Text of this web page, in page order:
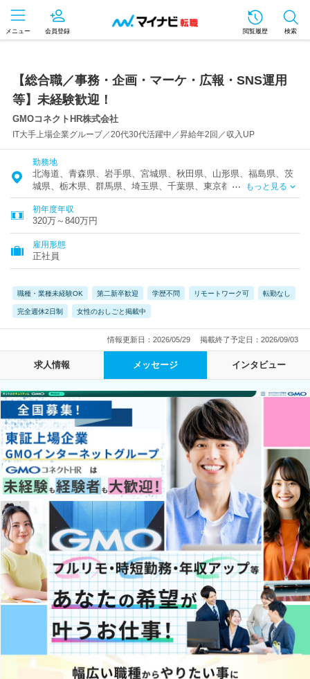
メニュー 会員登録 閲覧履歴 検索
【総合職／事務・企画・マーケ・広報・SNS運用
等】未経験歓迎！
GMOコネクトHR株式会社
IT大手上場企業グループ／20代30代活躍中／昇給年2回／収入UP
勤務地
北海道、青森県、岩手県、宮城県、秋田県、山形県、福島県、茨
城県、栃木県、群馬県、埼玉県、千葉県、東京都、神奈川県、富
山県、石川県、新潟県、山梨県、長野県、岐阜県、静岡県、愛知
県、三重県、滋賀県、京都府、大阪府、兵庫県、奈良県、和歌山
県、鳥取県、島根県、岡山県、広島県、山口県、徳島県、香川
県、愛媛県、高知県、福岡県、佐賀県、長崎県、熊本県、大分
県、宮崎県、鹿児島県、沖縄県
もっと見る
初年度年収
320万～840万円
雇用形態
正社員
職種・業種未経験OK 第二新卒歓迎 学歴不問 リモートワーク可 転勤なし
完全週休2日制 女性のおしごと掲載中
情報更新日：2026/05/29 掲載終了予定日：2026/09/03
求人情報 メッセージ インタビュー